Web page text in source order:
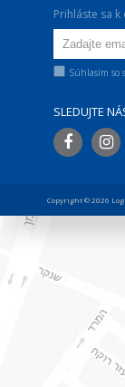
Prihláste sa
Súhlasím so
SLEDUJTE
Copyright © 2026